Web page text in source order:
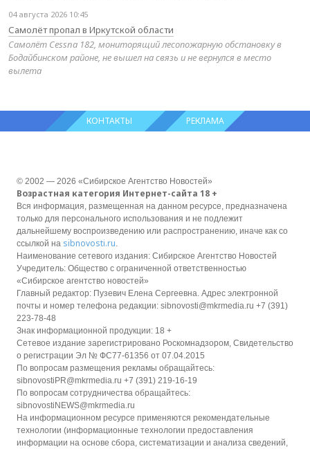
04 августа 2026 10:45
Самолёт пропал в Иркутской области
Самолёт Cessna 182, мониторящий лесопожарную обстановку в
Бодайбинском районе, не вышел на связь и не вернулся в место
вылета
КОНТАКТЫ РЕКЛАМА
© 2002 — 2026 «Сибирское Агентство Новостей»
Возрастная категория Интернет-сайта 18 +
Вся информация, размещенная на данном ресурсе, предназначена
только для персонального использования и не подлежит
дальнейшему воспроизведению или распространению, иначе как со
ссылкой на sibnovosti.ru.
Наименование сетевого издания: Сибирское Агентство Новостей
Учредитель: Общество с ограниченной ответственностью
«Сибирское агентство новостей»
Главный редактор: Пузевич Елена Сергеевна. Адрес электронной
почты и номер телефона редакции: sibnovosti@mkrmedia.ru +7 (391)
223-78-48
Знак информационной продукции: 18 +
Сетевое издание зарегистрировано Роскомнадзором, Свидетельство
о регистрации Эл № ФС77-61356 от 07.04.2015
По вопросам размещения рекламы обращайтесь:
sibnovostiPR@mkrmedia.ru +7 (391) 219-16-19
По вопросам сотрудничества обращайтесь:
sibnovostiNEWS@mkrmedia.ru
На информационном ресурсе применяются рекомендательные
технологии (информационные технологии предоставления
информации на основе сбора, систематизации и анализа сведений,